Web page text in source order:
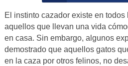
El instinto cazador existe en
aquellos que llevan una vida
en casa. Sin embargo, algunos
demostrado que aquellos gatos
en la caza por otros felinos, no